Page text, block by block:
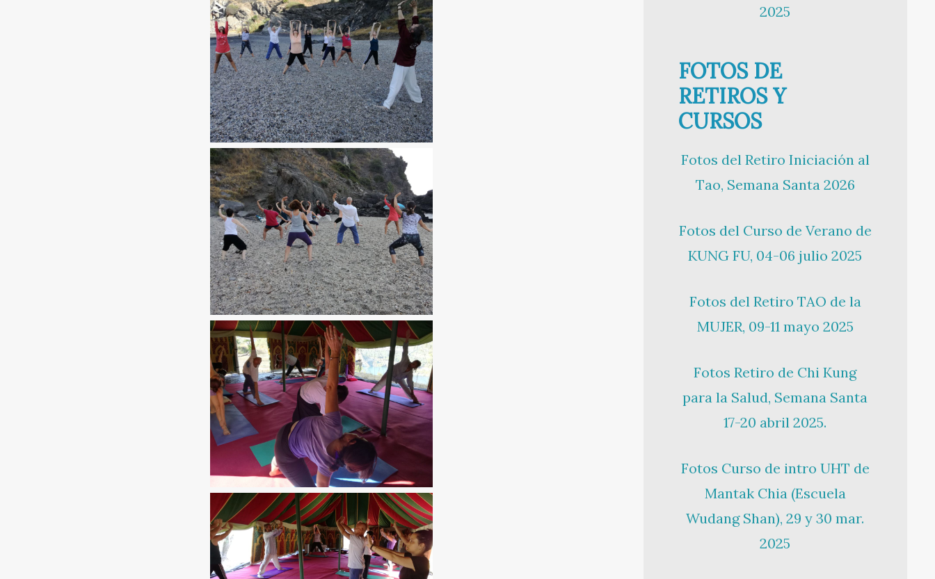
2025
FOTOS DE
RETIROS Y
CURSOS
Fotos del Retiro Iniciación al
Tao, Semana Santa 2026
Fotos del Curso de Verano de
KUNG FU, 04-06 julio 2025
Fotos del Retiro TAO de la
MUJER, 09-11 mayo 2025
Fotos Retiro de Chi Kung
para la Salud, Semana Santa
17-20 abril 2025.
Fotos Curso de intro UHT de
Mantak Chia (Escuela
Wudang Shan), 29 y 30 mar.
2025